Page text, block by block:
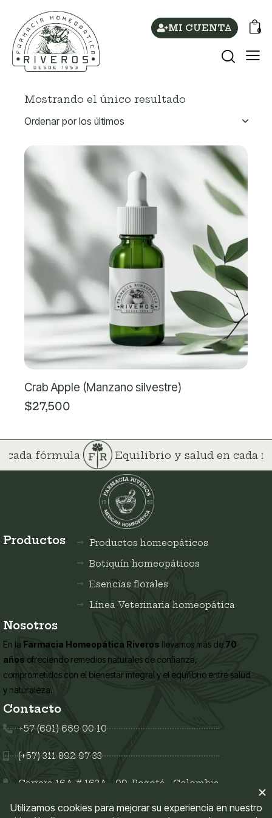
MI CUENTA 0
Mostrando el único resultado
Crab Apple (Manzano silvestre)
$27,500
cada fórmula Equilibrio y salud en cada
Productos
Productos homeopáticos
Botiquín homeopáticos
Esencias florales
Línea Veterinaria homeopática
Nosotros
En la Farmacia Homeopática Riveros llevamos más de 70
años ofreciendo remedios naturales de confianza,
comprometidos con el bienestar integral y el equilibrio entre salud
y naturaleza.
Contacto
+57 (601) 669 00 10
(+57) 311 892 97 33
Carrera 16A # 163A - 09, Bogotá - Colombia
Síguenos en: